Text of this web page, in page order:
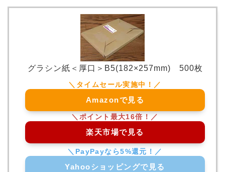
グラシン紙＜厚口＞B5(182×257mm) 500枚
Amazonで見る
楽天市場で見る
Yahooショッピングで見る